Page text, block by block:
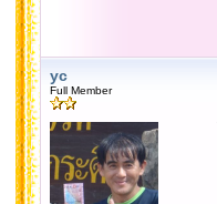
yc
Full Member